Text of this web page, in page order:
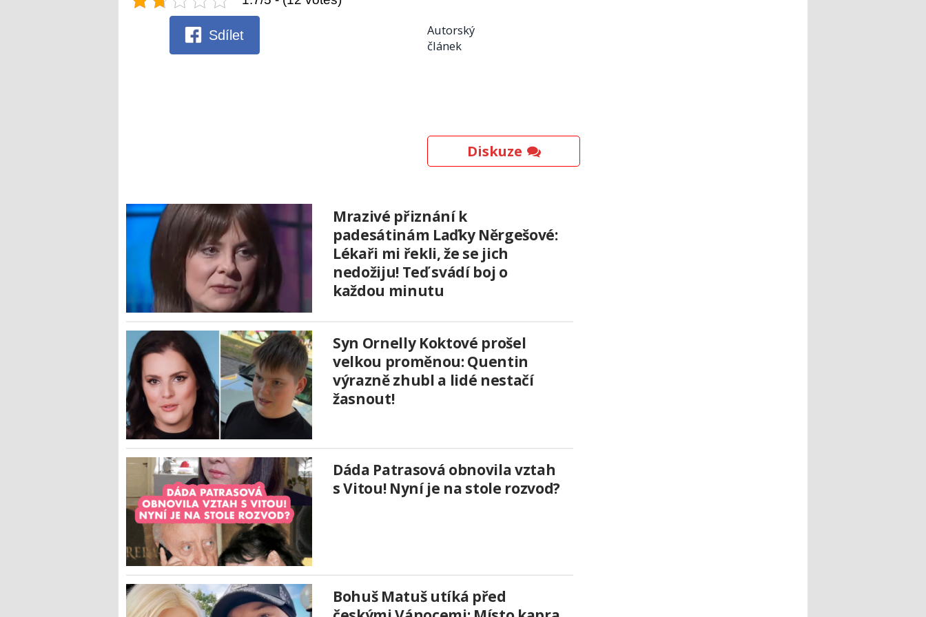
Sdílet
Autorský
článek
Diskuze
Mrazivé přiznání k
padesátinám Laďky Něrgešové:
Lékaři mi řekli, že se jich
nedožiju! Teď svádí boj o
každou minutu
Syn Ornelly Koktové prošel
velkou proměnou: Quentin
výrazně zhubl a lidé nestačí
žasnout!
Dáda Patrasová obnovila vztah
s Vitou! Nyní je na stole rozvod?
Bohuš Matuš utíká před